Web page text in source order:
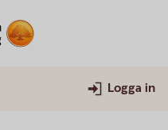
Logga in